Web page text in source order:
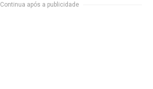
Continua após a publicidade